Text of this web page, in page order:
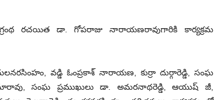
గ్రంథ రచయిత డా. గోపరాజు నారాయణరావుగారికి కార్యక్రమ
వడ్డి ఓంప్రకాశ్ నారాయణ, కుర్రా దుర్గారెడ్డి, సంఘ
సంఘ ప్రముఖులు డా. అమరనాథరెడ్డి, ఆయుష్ జీ,